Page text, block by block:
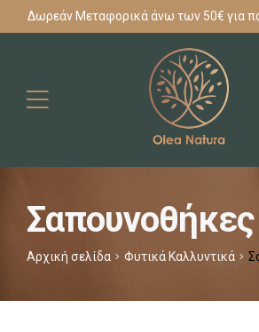
Δωρεάν Μεταφορικά άνω των 50€ για
Σαπουνοθήκες
Αρχική σελίδα Φυτικά Καλλυντικά